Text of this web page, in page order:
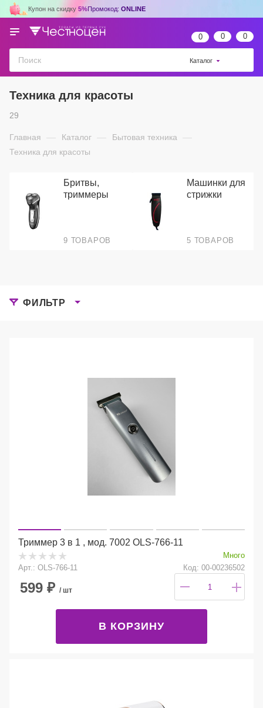
Купон на скидку 5%Промокод: ONLINE
0 0 0
Каталог
Техника для красоты
29
Главная — Каталог — Бытовая техника —
Техника для красоты
Бритвы,
триммеры
9 ТОВАРОВ
Машинки для
стрижки
5 ТОВАРОВ
ФИЛЬТР
Триммер 3 в 1 , мод. 7002 OLS-766-11
Много
Арт.: OLS-766-11
Код: 00-00236502
599 ₽ / шт
В КОРЗИНУ